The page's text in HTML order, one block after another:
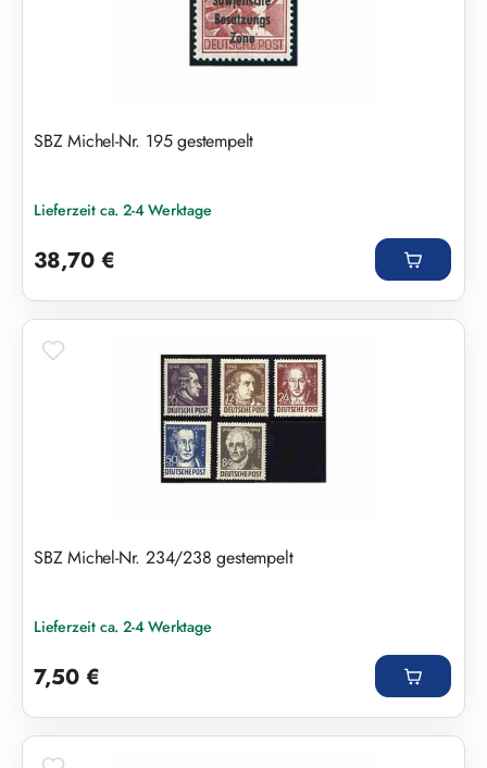
SBZ Michel-Nr. 195 gestempelt
Lieferzeit ca. 2-4 Werktage
38,70 €
SBZ Michel-Nr. 234/238 gestempelt
Lieferzeit ca. 2-4 Werktage
7,50 €